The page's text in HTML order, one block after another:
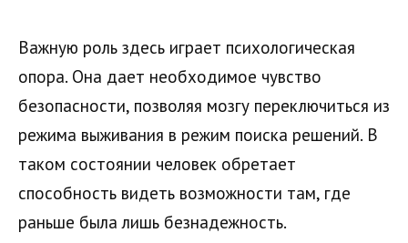
Важную роль здесь играет психологическая
опора. Она дает необходимое чувство
безопасности, позволяя мозгу переключиться из
режима выживания в режим поиска решений. В
таком состоянии человек обретает
способность видеть возможности там, где
раньше была лишь безнадежность.